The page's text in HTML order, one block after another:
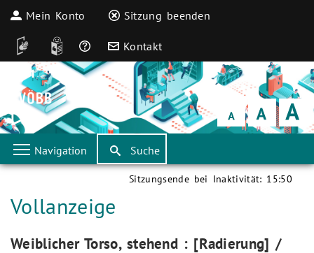
Mein Konto Sitzung beenden
DGS Leichte Sprache
Häufige Fragen
Kontakt
Schrift
klein Schrift
normal Schrift
groß
Navigation Suche
Sitzungsende bei Inaktivität: 15:50
Aktuelle Seite:
Vollanzeige
Aktuelle Seite:
Weiblicher Torso, stehend : [Radierung] /